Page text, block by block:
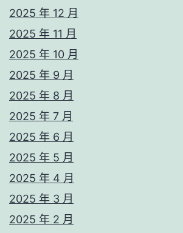
2025 年 12 月
2025 年 11 月
2025 年 10 月
2025 年 9 月
2025 年 8 月
2025 年 7 月
2025 年 6 月
2025 年 5 月
2025 年 4 月
2025 年 3 月
2025 年 2 月